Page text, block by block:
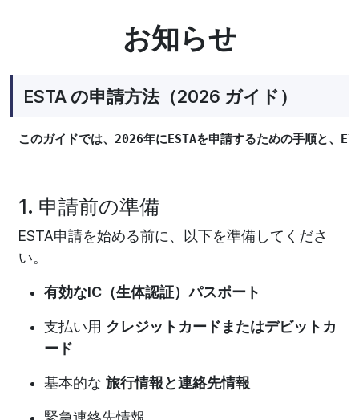
お知らせ
ESTA の申請方法（2026 ガイド）
このガイドでは、2026年にESTAを申請するための手順と、
1. 申請前の準備
ESTA申請を始める前に、以下を準備してくださ
い。
有効なIC（生体認証）パスポート
支払い用 クレジットカードまたはデビットカ
ード
基本的な 旅行情報と連絡先情報